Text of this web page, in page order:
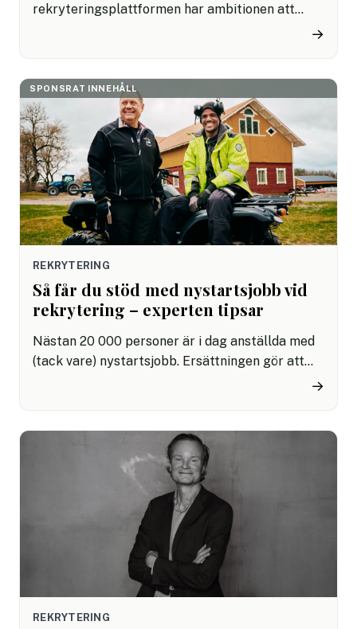
rekryteringsplattformen har ambitionen att
kandidater. Sebastian Hjärne, den svenska
entreprenören bakom Talentium, berättar mer
för HRnytt.
→
SPONSRAT INNEHÅLL
REKRYTERING
Så får du stöd med nystartsjobb vid
rekrytering – experten tipsar
Nästan 20 000 personer är i dag anställda med
(tack vare) nystartsjobb. Ersättningen gör att
Charlotte Lindman, rekryteringsexpert på
Arbetsförmedlingen.
→
REKRYTERING